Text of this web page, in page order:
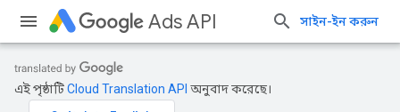
Ads API সাইন-ইন করুন
এই পৃষ্ঠাটিCloud Translation API অনুবাদ করেছে।